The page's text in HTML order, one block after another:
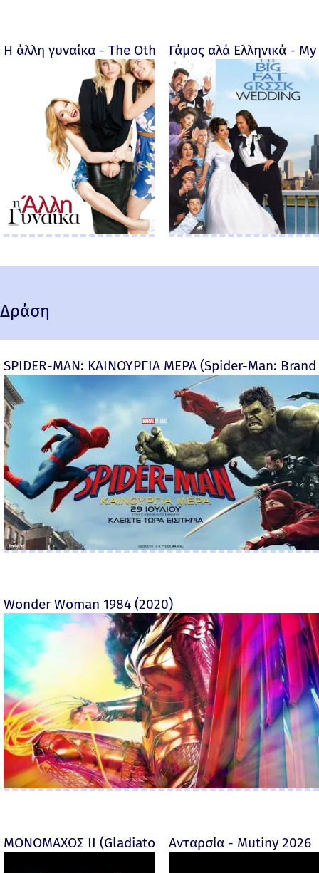
Η άλλη γυναίκα - The Other Woman – 2014
Γάμος αλά Ελληνικά -
Δράση
SPIDER-MAN: ΚΑΙΝΟΥΡΓΙΑ ΜΕΡΑ (Spider-Man:
Wonder Woman 1984 (2020)
ΜΟΝΟΜΑΧΟΣ ΙΙ (Gladiator II) -Ανταρσία - Mutiny 2026